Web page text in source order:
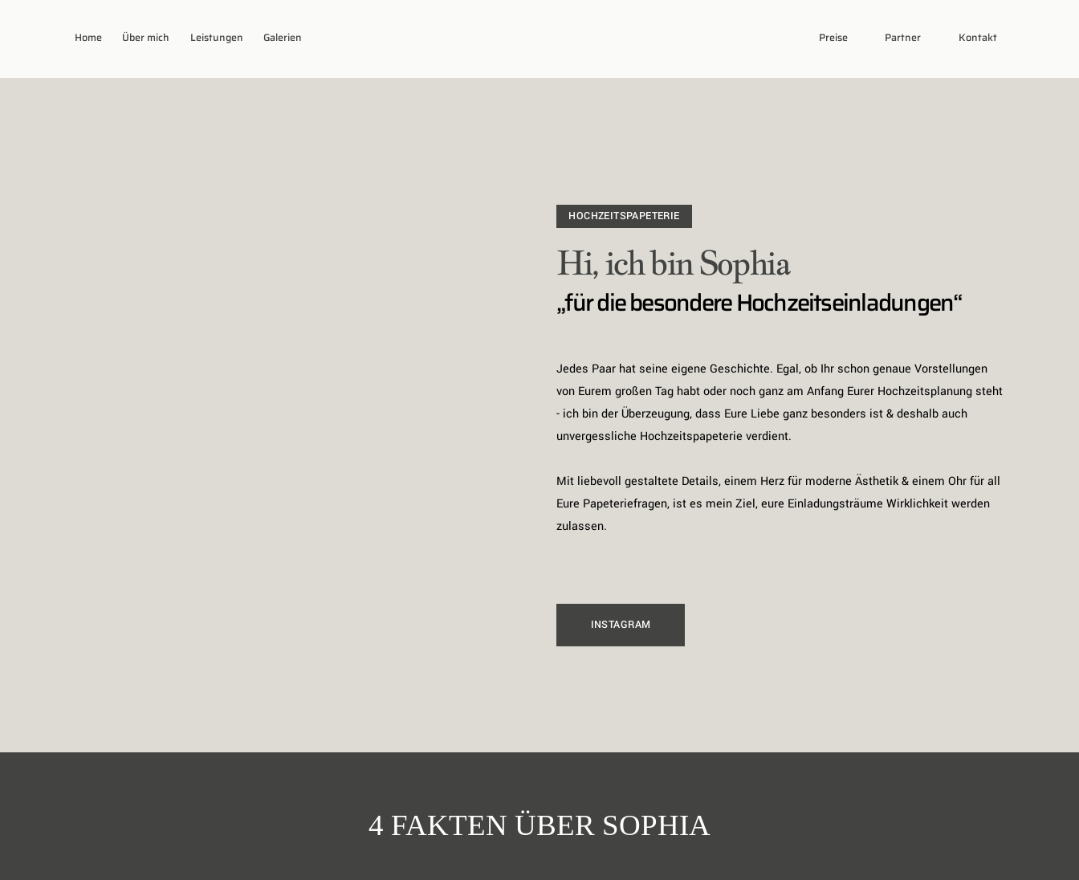
Home Über mich Leistungen Galerien Preise Partner Kontakt
HOCHZEITSPAPETERIE
Hi, ich bin Sophia
„für die besondere Hochzeitseinladungen“
Jedes Paar hat seine eigene Geschichte. Egal, ob Ihr schon genaue Vorstellungen
von Eurem großen Tag habt oder noch ganz am Anfang Eurer Hochzeitsplanung steht
- ich bin der Überzeugung, dass Eure Liebe ganz besonders ist & deshalb auch
unvergessliche Hochzeitspapeterie verdient.
Mit liebevoll gestaltete Details, einem Herz für moderne Ästhetik & einem Ohr für all
Eure Papeteriefragen, ist es mein Ziel, eure Einladungsträume Wirklichkeit werden
zulassen.
INSTAGRAM
4 FAKTEN ÜBER SOPHIA
Galerien
Kontakt